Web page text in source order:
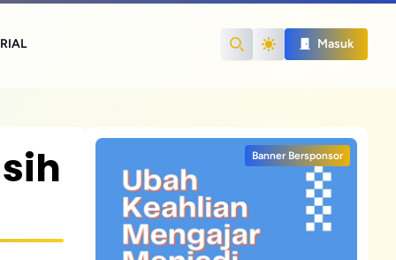
Search
Masuk
Banner Bersponsor